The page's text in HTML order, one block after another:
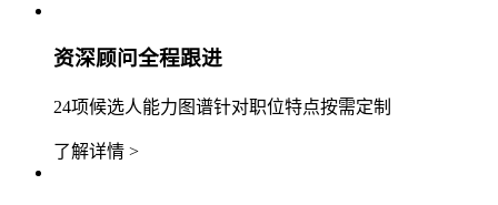
资深顾问全程跟进
24项候选人能力图谱针对职位特点按需定制
了解详情 >